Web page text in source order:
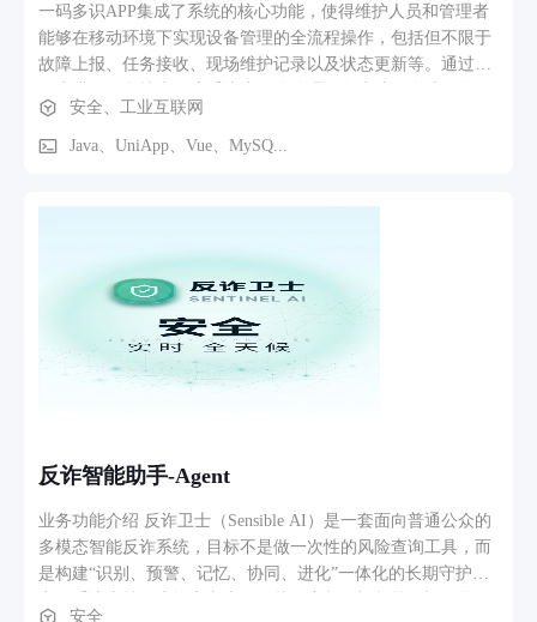
一码多识APP集成了系统的核心功能，使得维护人员和管理者
能够在移动环境下实现设备管理的全流程操作，包括但不限于
故障上报、任务接收、现场维护记录以及状态更新等。通过利
维码，实现设备的即时识别、跟踪与管理。它支持全流程的设
备维护管理，从故障接报、任务派发、现场维护到信息记录，
安全、工业互联网
Java、UniApp、Vue、MySQ...
反诈智能助手-Agent
业务功能介绍 反诈卫士（Sensible AI）是一套面向普通公众的
多模态智能反诈系统，目标不是做一次性的风险查询工具，而
是构建“识别、预警、记忆、协同、进化”一体化的长期守护能
安全